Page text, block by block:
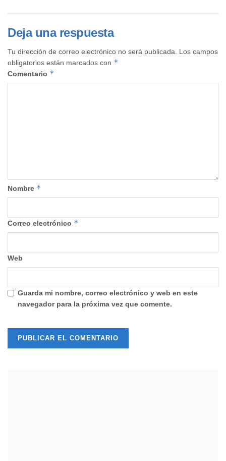
Deja una respuesta
Tu dirección de correo electrónico no será publicada.
Los campos
obligatorios están marcados con *
Comentario *
Nombre *
Correo electrónico *
Web
Guarda mi nombre, correo electrónico y web en este
navegador para la próxima vez que comente.